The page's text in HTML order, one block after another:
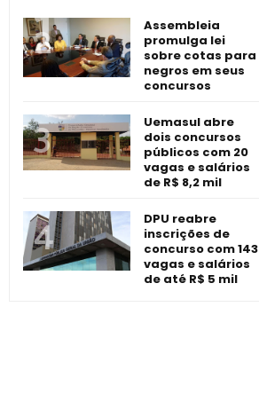
Assembleia
promulga lei
sobre cotas para
negros em seus
concursos
Uemasul abre
dois concursos
públicos com 20
vagas e salários
de R$ 8,2 mil
DPU reabre
inscrições de
concurso com 143
vagas e salários
de até R$ 5 mil